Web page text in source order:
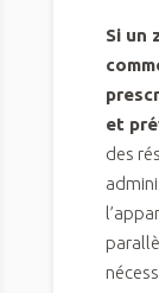
Si un
et
des